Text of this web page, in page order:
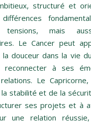
structuré et
mais
Le Cancer peut
douceur dans la vie
reconnecter à ses
Le
stabilité et de la
ses projets et à
une relation